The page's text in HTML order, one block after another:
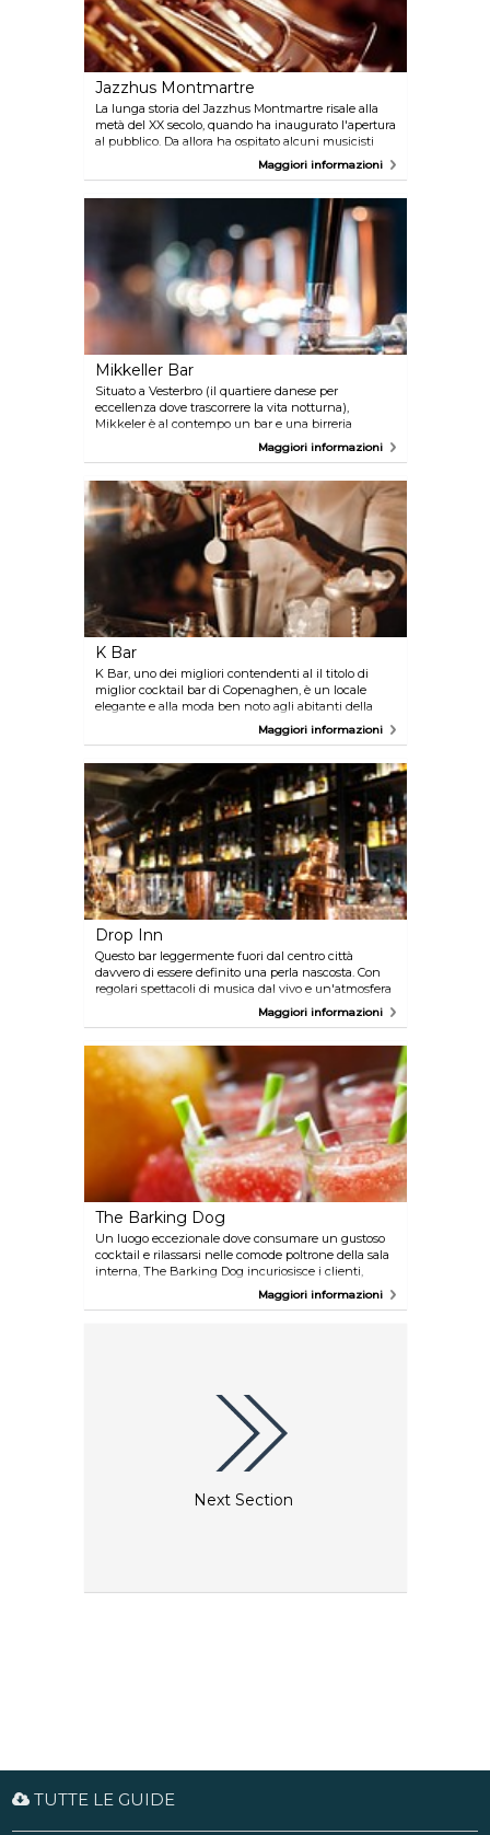
Jazzhus Montmartre
La lunga storia del Jazzhus Montmartre risale alla
metà del XX secolo, quando ha inaugurato l'apertura
al pubblico. Da allora ha ospitato alcuni musicisti
jazz leggendari, tra cui Dexter Gordon, Ben Webster
e Kenny Drew. Esibizioni jazz di livello mondiale
abbandonano volentieri all'accogliente atmosfera
Maggiori informazioni
Mikkeller Bar
Situato a Vesterbro (il quartiere danese per
eccellenza dove trascorrere la vita notturna),
Mikkeler è al contempo un bar e una birreria
artigianale da visitare assolutamente. Gli amanti
della birra avranno a disposizione una fantastica
già accogliente è resa ancora più intima e
amichevole con le candele accese sui tavoli.
Maggiori informazioni
K Bar
K Bar, uno dei migliori contendenti al il titolo di
miglior cocktail bar di Copenaghen, è un locale
elegante e alla moda ben noto agli abitanti della
capitale. L'atmosfera è familiare e accogliente, i
baristi sono cordiali e la fila non manca nei
Maggiori informazioni
Drop Inn
Questo bar leggermente fuori dal centro città
davvero di essere definito una perla nascosta. Con
regolari spettacoli di musica dal vivo e un'atmosfera
rilassante, è il posto preferito dagli amanti della vita
Maggiori informazioni
The Barking Dog
Un luogo eccezionale dove consumare un gustoso
cocktail e rilassarsi nelle comode poltrone della sala
interna, The Barking Dog incuriosisce i clienti,
specie per la presenza di cereali nel menu: non
stupitevi se ne troverete anche sulla superficie del
Maggiori informazioni
Next Section
TUTTE LE GUIDE